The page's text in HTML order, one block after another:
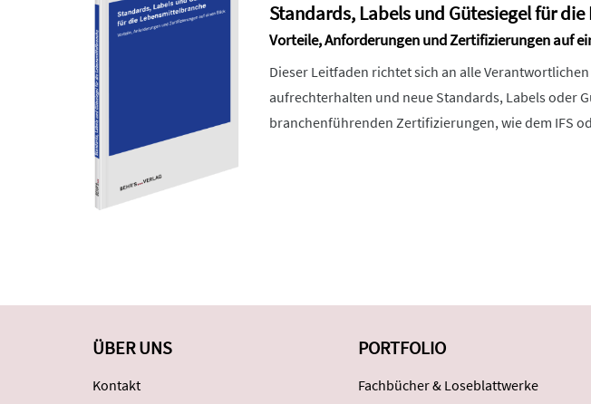
Standards, Labels und Gütesiegel für
Vorteile, Anforderungen und Zertifizierungen auf
Dieser Leitfaden richtet sich an alle
aufrechterhalten und neue Standards, Labels oder
branchenführenden Zertifizierungen, wie dem IFS
ÜBER UNS
Kontakt
PORTFOLIO
Fachbücher & Loseblattwerke